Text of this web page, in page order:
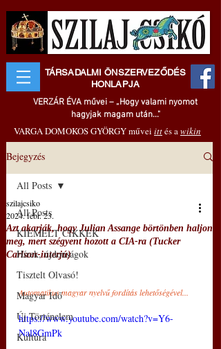
TÁRSADALMI ÖNSZERVEZŐDÉS
HONLAPJA
VERZÁR ÉVA művei – „Hogy valami nyomot
hagyjak magam után..."
VARGA DOMOKOS GYÖRGY művei ittés awikin
Bejegyzés
All Posts
KIEMELT CIKKEK
Hírek, újdonságok
Tisztelt Olvasó!
Magyar Idő
Új Történelem
Kultúra
All Posts
Azt akarják, hogy Julian Assange börtönben haljon
meg, mert szégyent hozott a CIA-ra (Tucker
Carlson-interjú)
szilajcsiko
2024. febr. 23.
Automatikus magyar nyelvű fordítás lehetőségével...
https://www.youtube.com/watch?v=Y6-
Nal8GmPk